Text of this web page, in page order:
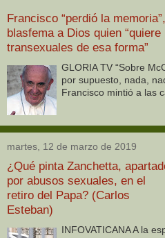
Francisco “perdió la memoria”,
blasfema a Dios quien “quiere
transexuales de esa forma”
GLORIA TV “Sobre
por supuesto, nada,
Francisco mintió a las
martes, 12 de marzo de 2019
¿Qué pinta Zanchetta,
por abusos sexuales, en el
retiro del Papa? (Carlos
Esteban)
INFOVATICANA A la